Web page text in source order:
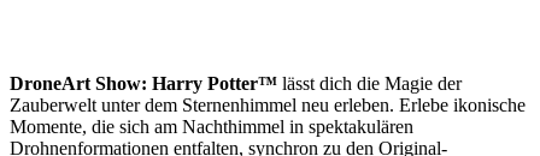
DroneArt Show: Harry Potter™ lässt dich die Magie der
Zauberwelt unter dem Sternenhimmel neu erleben. Erlebe ikonische
Momente, die sich am Nachthimmel in spektakulären
Drohnenformationen entfalten, synchron zu den Original-